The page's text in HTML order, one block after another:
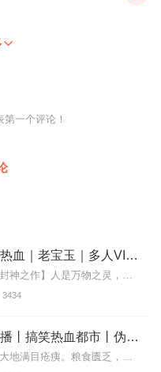
一个评论！
蛊真人｜大爱仙尊｜热血｜老宝玉｜多人VIP免费有声剧
内容简介【黑暗文反派流封神之作】人是万物之灵，蛊是天地真精。一个穿越者不断重生的故事。一个养蛊、炼蛊、用蛊的奇特世界。配音组（男角色）老宝玉旁白...
3434
第九特区丨头陀渊演播丨搞笑热血都市丨伪戒丨VIP免费多人有声剧
【内容简介】灾变过后，大地满目疮痍。粮食匮乏，资源紧俏，局势混乱……一位从待规划区杀出来的青年，背对着漫天黄沙，孤身来到九区谋生，却不曾想偶然结识三五好友，一念...